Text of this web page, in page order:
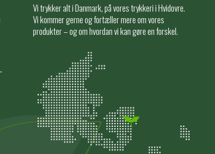
Vi trykker alt i Danmark, på vores trykkeri i Hvidovre.
Vi kommer gerne og fortæller mere om vores
produkter – og om hvordan vi kan gøre en forskel.